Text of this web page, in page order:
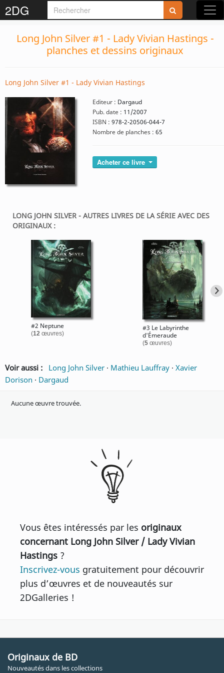
2DG
Long John Silver #1 - Lady Vivian Hastings -
planches et dessins originaux
Long John Silver #1 - Lady Vivian Hastings
Editeur : Dargaud
Pub. date : 11/2007
ISBN : 978-2-20506-044-7
Nombre de planches : 65
Acheter ce livre
LONG JOHN SILVER - AUTRES LIVRES DE LA SÉRIE AVEC DES
ORIGINAUX :
#2 Neptune
(12œuvres)
#3 Le Labyrinthe
d'Émeraude
(5 œuvres)
Voir aussi : Long John Silver · Mathieu Lauffray · Xavier
Dorison · Dargaud
Aucune œuvre trouvée.
Vous êtes intéressés par les originaux
concernant Long John Silver / Lady Vivian
Hastings ?
Inscrivez-vous gratuitement pour découvrir
plus d’œuvres et de nouveautés sur
2DGalleries !
Originaux de BD
Nouveautés dans les collections